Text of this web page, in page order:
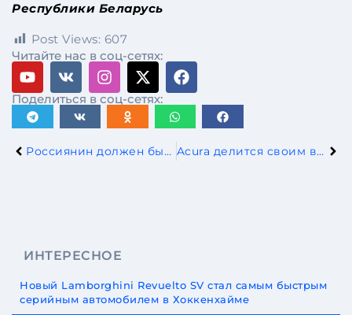
Республики Беларусь
Post Views: 607
Читайте нас в соц-сетях:
Поделиться в соц-сетях:
Россиянин должен был забрать купленный автомобиль в РБ, но его обманули мошенники Acura делится своим видением электрического внедорожника с концепцией Performance EV
ИНТЕРЕСНОЕ
Новый Lamborghini Revuelto SV стал самым быстрым
серийным автомобилем в Хоккенхайме